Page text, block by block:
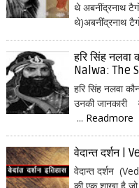
थे अबनींद्रनाथ
थे)अबनींद्रनाथ
हरि सिंह
Nalwa: The
हरि सिंह नलवा
उनकी जानकारी
... Readmore
वेदान्त दर्शन |
वेदान्त दर्शन